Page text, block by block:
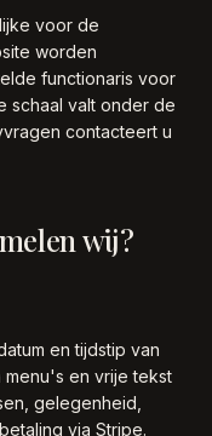
voor de
worden
functionaris voor
schaal valt onder de
contacteert u
wij?
en tijdstip van
en vrije tekst
gelegenheid,
via Stripe.